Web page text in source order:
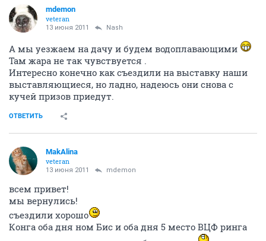
mdemon
veteran
13 июня 2011 Nash
А мы уезжаем на дачу и будем водоплавающими
Там жара не так чувствуется .
Интересно конечно как съездили на выставку наши
выставляющиеся, но ладно, надеюсь они снова с
кучей призов приедут.
ОТВЕТИТЬ
MakAlina
veteran
13 июня 2011 mdemon
всем привет!
мы вернулись!
съездили хорошо
Конга оба дня ном Бис и оба дня 5 место ВЦФ ринга